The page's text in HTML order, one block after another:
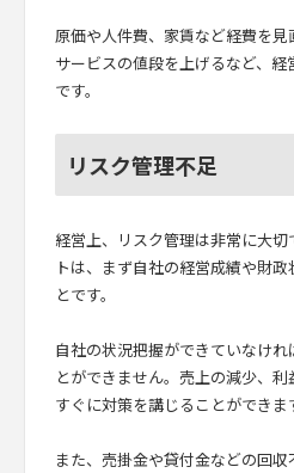
原価や人件費、家賃など経費を
サービスの値段を上げるなど、
です。
リスク管理不足
経営上、リスク管理は非常に大
トは、まず自社の経営成績や財
とです。
自社の状況把握ができていなけ
とができません。売上の減少、利
すぐに対策を講じることができま
また、売掛金や貸付金などの回